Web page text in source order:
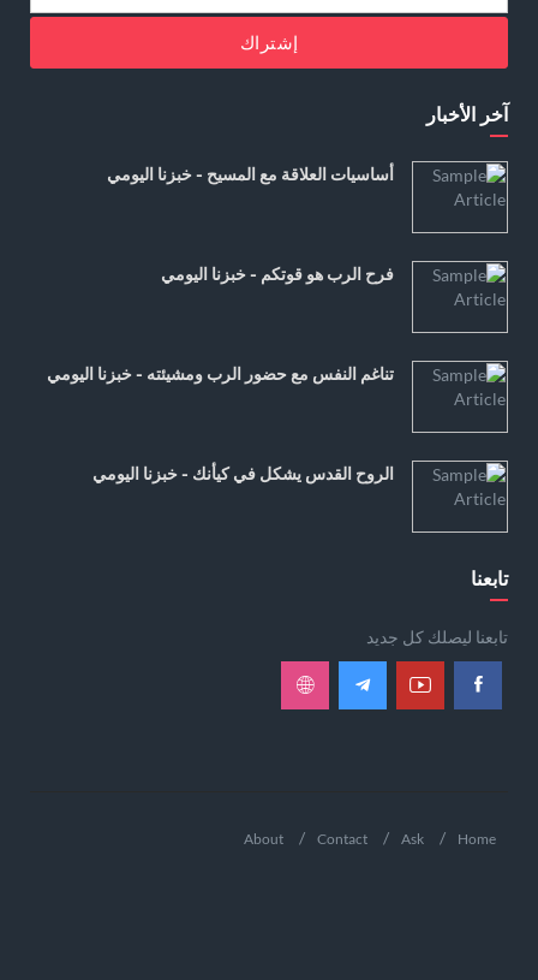
إشتراك
آخر الأخبار
أساسيات العلاقة مع المسيح - خبزنا اليومي
فرح الرب هو قوتكم - خبزنا اليومي
تناغم النفس مع حضور الرب ومشيئته - خبزنا اليومي
الروح القدس يشكل في كيأنك - خبزنا اليومي
تابعنا
تابعنا ليصلك كل جديد
Home
Ask
Contact
About